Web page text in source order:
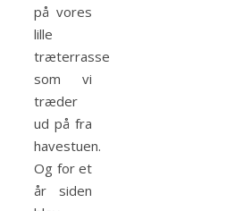
på vores
lille
træterrasse
som vi
træder
ud på fra
havestuen.
Og for et
år siden